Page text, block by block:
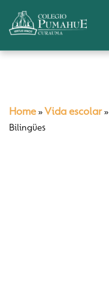
Home » Vida escolar»
Bilingües